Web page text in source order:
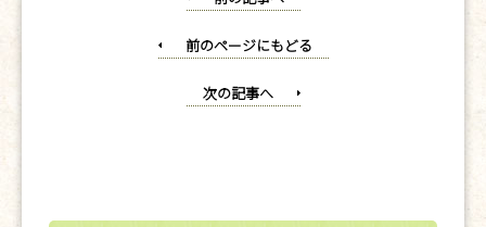
前のページにもどる
次の記事へ